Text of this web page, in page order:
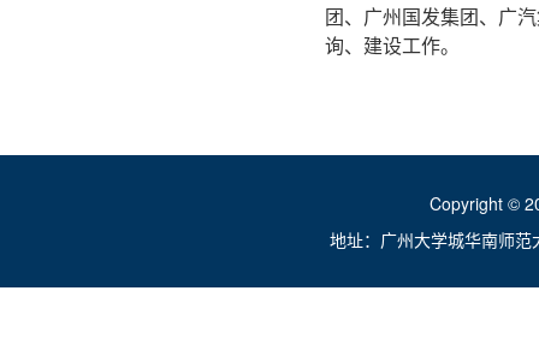
团、广州国发集团、广
询、建设工作。
Copyright ©
地址：广州大学城华南